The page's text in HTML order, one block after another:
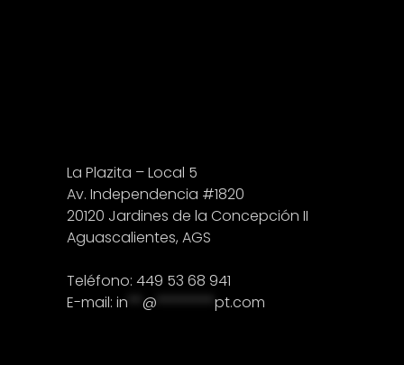
La Plazita – Local 5
Av. Independencia #1820
20120 Jardines de la Concepción II
Aguascalientes, AGS
Teléfono: 449 53 68 941
E-mail: in @ pt.com